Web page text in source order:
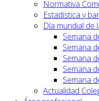
Normativa
Estadística y
Día mundial de
Semana
Semana
Semana
Semana
Semana
Actualidad